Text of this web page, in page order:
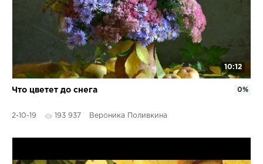
10:12
Что цветет до снега
2-10-19 193 937 Вероника Поливкина
0%